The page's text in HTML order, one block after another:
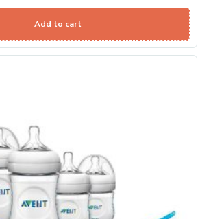
Add to cart